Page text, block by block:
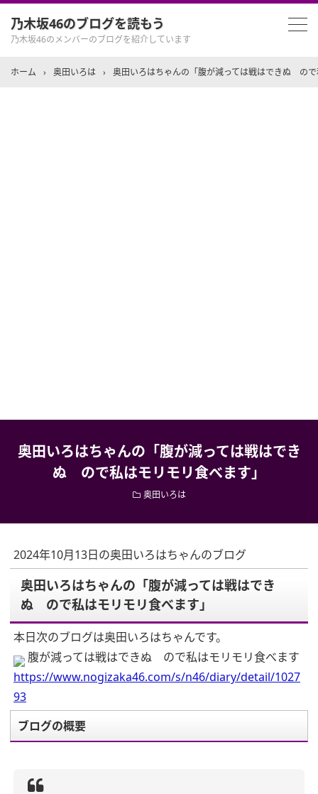
乃木坂46のブログを読もう
乃木坂46のメンバーのブログを紹介しています
ホーム › 奥田いろは › 奥田いろはちゃんの「腹が減っては戦はできぬ の
奥田いろはちゃんの「腹が減っては戦はでき
ぬ ので私はモリモリ食べます」
奥田いろは
2024年10月13日の奥田いろはちゃんのブログ
奥田いろはちゃんの「腹が減っては戦はでき
ぬ ので私はモリモリ食べます」
本日次のブログは奥田いろはちゃんです。
腹が減っては戦はできぬ ので私はモリモリ食べます
https://www.nogizaka46.com/s/n46/diary/detail/1027
93
ブログの概要